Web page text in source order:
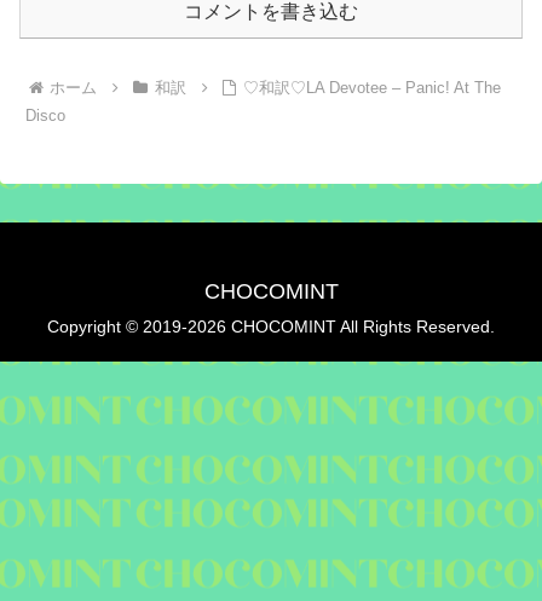
コメントを書き込む
ホーム 和訳
♡和訳♡LA Devotee – Panic! At The
Disco
CHOCOMINT
Copyright © 2019-2026 CHOCOMINT All Rights Reserved.